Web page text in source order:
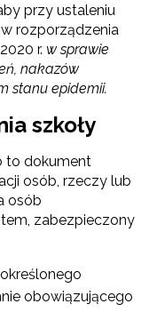
przy ustaleniu
rozporządzenia
r. w sprawie
nakazów
stanu epidemii.
szkoły
to dokument
osób, rzeczy lub
osób
zabezpieczony
obowiązującego